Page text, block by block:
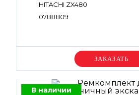
HITACHI ZX480
0788809
Уточняйте цену
В наличии